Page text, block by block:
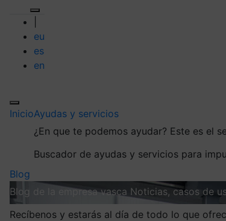
eu
es
en
InicioAyudas y servicios
¿En que te podemos ayudar? Este es el
Buscador de ayudas y servicios para
Blog
Blog de la empresa vasca Noticias, casos de
Recíbenos y estarás al día de todo lo que